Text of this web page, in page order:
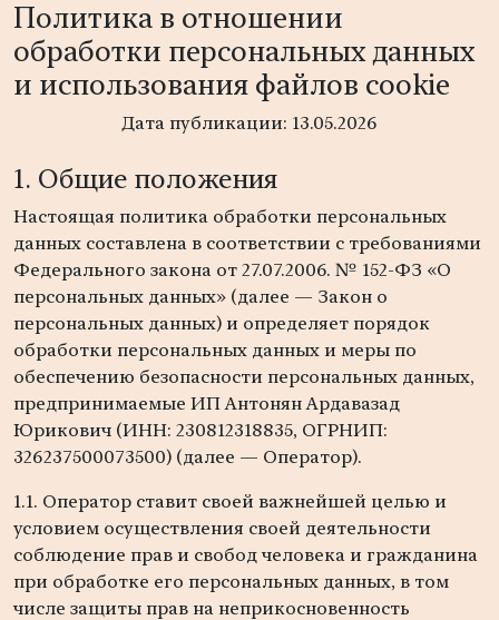
Политика в отношении
обработки персональных данных
и использования файлов cookie
Дата публикации: 13.05.2026
1. Общие положения
Настоящая политика обработки персональных
данных составлена в соответствии с требованиями
Федерального закона от 27.07.2006. № 152-ФЗ «О
персональных данных» (далее — Закон о
персональных данных) и определяет порядок
обработки персональных данных и меры по
обеспечению безопасности персональных данных,
предпринимаемые ИП Антонян Ардавазад
Юрикович (ИНН: 230812318835, ОГРНИП:
326237500073500) (далее — Оператор).
1.1. Оператор ставит своей важнейшей целью и
условием осуществления своей деятельности
соблюдение прав и свобод человека и гражданина
при обработке его персональных данных, в том
числе защиты прав на неприкосновенность